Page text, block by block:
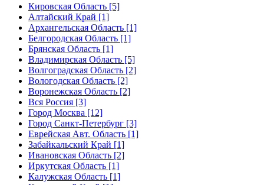
Кировская Область [5]
Алтайский Край [1]
Архангельская Область [1]
Белгородская Область [1]
Брянская Область [1]
Владимирская Область [5]
Волгоградская Область [2]
Вологодская Область [2]
Воронежская Область [2]
Вся Россия [3]
Город Москва [12]
Город Санкт-Петербург [3]
Еврейская Авт. Область [1]
Забайкальский Край [1]
Ивановская Область [2]
Иркутская Область [1]
Калужская Область [1]